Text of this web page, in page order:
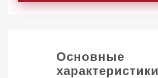
Основные
характеристики